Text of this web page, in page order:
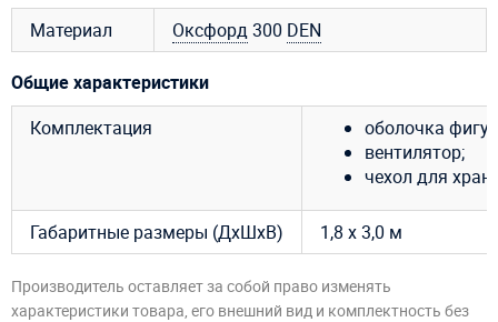
Материал
Оксфорд300 DEN
Общие характеристики
Комплектация
оболочка
вентилятор;
чехол для
Габаритные размеры (ДхШхВ) 1,8 х 3,0 м
Производитель оставляет за собой право изменять
характеристики товара, его внешний вид и комплектность без